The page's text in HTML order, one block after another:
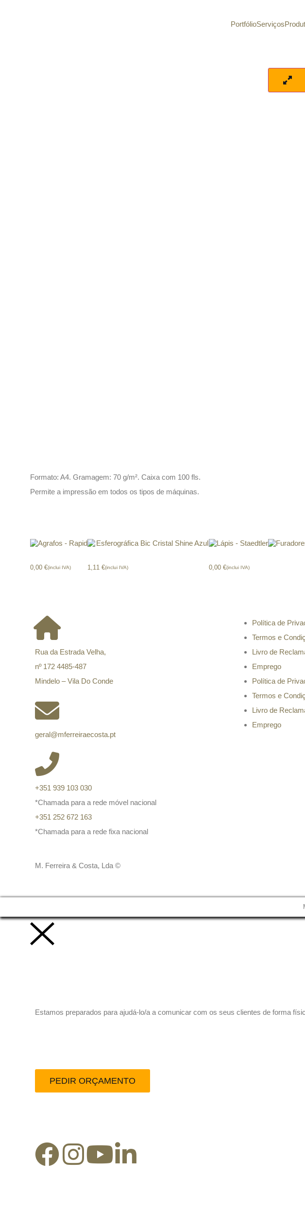
PortfólioServiços
Formato: A4. Gramagem: 70 g/m². Caixa com 100 fls.
Permite a impressão em todos os tipos de máquinas.
0,00 €(inclui IVA) 1,11 €(inclui IVA) 0,00 €(inclui IVA)
Rua da Estrada Velha,
nº 172 4485-487
Mindelo – Vila Do Conde
geral@mferreiraecosta.pt
+351 939 103 030
*Chamada para a rede móvel nacional
+351 252 672 163
*Chamada para a rede fixa nacional
Política de
Termos e
Livro de
Emprego
Política de
Termos e
Livro de
Emprego
M. Ferreira & Costa, Lda ©
Estamos preparados para ajudá-lo/a a comunicar com os seus clientes de forma
PEDIR ORÇAMENTO